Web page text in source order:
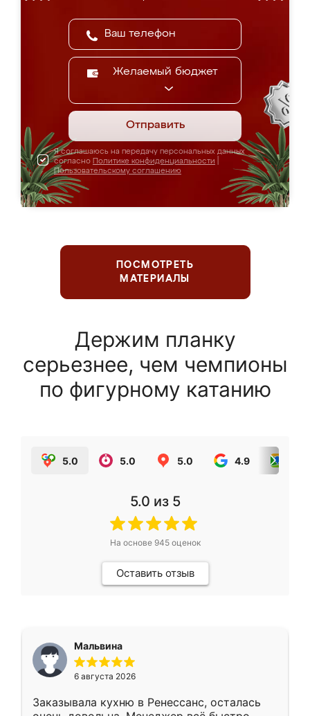
Желаемый бюджет
Отправить
Я соглашаюсь на передачу персональных данных
согласно Политике конфиденциальности
Пользовательскому соглашению
ПОСМОТРЕТЬ
МАТЕРИАЛЫ
Держим планку
серьезнее, чем чемпионы
по фигурному катанию
5.0 5.0 5.0 4.9
5.0 из 5
На основе 945оценок
Оставить отзыв
Мальвина
6 августа 2026
Заказывала кухню в Ренессанс, осталась